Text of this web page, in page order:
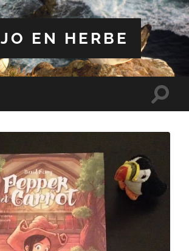
EN HERBE
Toggle